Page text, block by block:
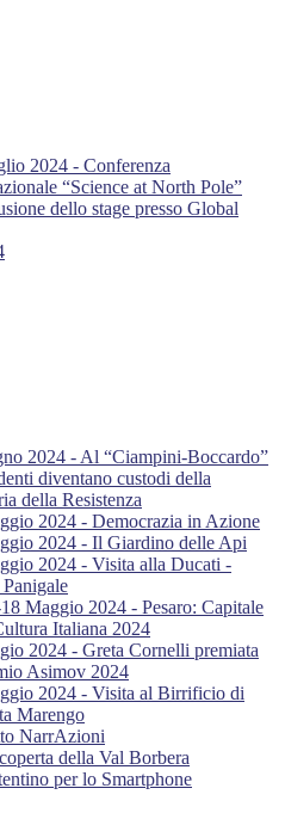
2024 - Conferenza
“Science at North Pole”
dello stage presso Global
2024 - Al “Ciampini-Boccardo”
diventano custodi della
della Resistenza
2024 - Democrazia in Azione
2024 - Il Giardino delle Api
2024 - Visita alla Ducati -
Maggio 2024 - Pesaro: Capitale
Italiana 2024
2024 - Greta Cornelli premiata
Asimov 2024
2024 - Visita al Birrificio di
Marengo
NarrAzioni
della Val Borbera
per lo Smartphone